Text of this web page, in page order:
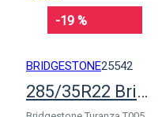
-19 %
BRIDGESTONE25542
285/35R22 Bridgestone Turanza T005